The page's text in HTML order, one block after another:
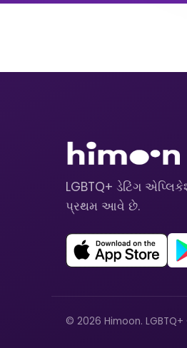
LGBTQ+ ડેટિંગ
પ્રથમ આવે છે.
© 2026 Himoon.